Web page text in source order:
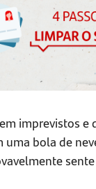
imprevistos
uma bola de